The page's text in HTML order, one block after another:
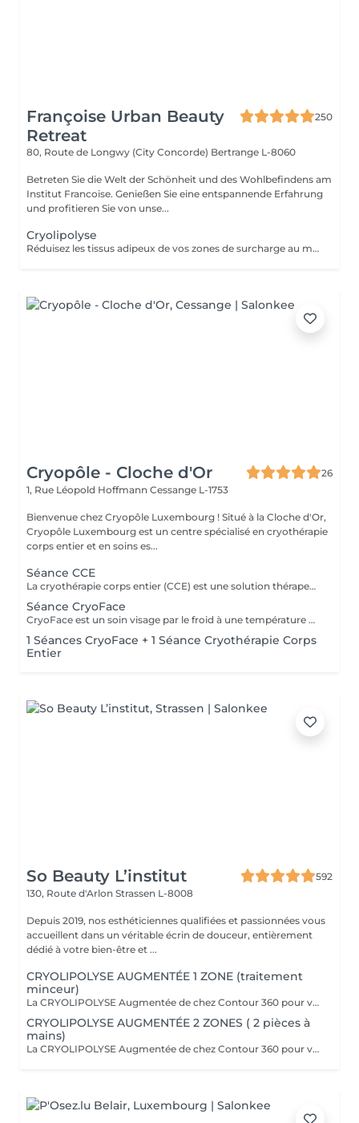
Françoise Urban Beauty
Retreat
250
80, Route de Longwy (City Concorde) Bertrange L-8060
Betreten Sie die Welt der Schönheit und des Wohlbefindens am
Institut Francoise. Genießen Sie eine entspannende Erfahrung
und profitieren Sie von unse...
Cryolipolyse
Réduisez les tissus adipeux de vos zones de surcharge au moyen dun système de refroidissement contrôlé. La technique Cooltech réduit définitivement les tissus adipeux pour des résultats visibles après une seule séance. Le traitement est indolore, non invasif, sûr et efficace. Abdomen, poignées damour, intérieur et extérieur des cuisses, bourrelets dans le dos, intérieur et extérieur des genoux, culotte de cheval. Cure de 2 Soins possibles - Prix 845
Cryopôle - Cloche d'Or
26
1, Rue Léopold Hoffmann Cessange L-1753
Bienvenue chez Cryopôle Luxembourg ! Situé à la Cloche d'Or,
Cryopôle Luxembourg est un centre spécialisé en cryothérapie
corps entier et en soins es...
Séance CCE
La cryothérapie corps entier (CCE) est une solution thérapeutique non médicamenteuse par le froid. Elle utilise l'action du froid en produisant un effet antalgique et anti-inflammatoire sur tout le corps dans de nombreux domaines : médical, sportif, bien-être et esthétique. Cures de 5, 12, 20, 60 et 100 séances disponibles.
Séance CryoFace
CryoFace est un soin visage par le froid à une température de -78°C sèche et confortable. Cette technique douce et naturelle vient stimuler tous les récepteurs de la peau. Cure de 10 séances disponible.
1 Séances CryoFace + 1 Séance Cryothérapie Corps
Entier
So Beauty L’institut
592
130, Route d'Arlon Strassen L-8008
Depuis 2019, nos esthéticiennes qualifiées et passionnées vous
accueillent dans un véritable écrin de douceur, entièrement
dédié à votre bien-être et ...
CRYOLIPOLYSE AUGMENTÉE 1 ZONE (traitement
minceur)
La CRYOLIPOLYSE Augmentée de chez Contour 360 pour venir à bout en une séance de nos bourrelets disgracieux. La Cryolipolyse Augmentée permet la destruction et l'élimination naturelle des cellules graisseuses par l'application d'un froid intense sur l'amas ciblé, avec des résultats visibles et permanent dès la première séance. Que ce soit pour le ventre, les poignées d'amour, les cuisses, la culotte de cheval, le pli du soutien gorge ou les bras, Contour 360 offre des solutions sur-mesure grâce à ses différents applicateurs ergonomiques (small, medium, large, flat, Helios). Chacun est conçu pour cibler efficacement les amas graisseux spécifiques, permettant une personnalisation optimale du traitement. Le soin Contour 360 est une révolution dans le domaine de l'esthétique corporelle. Si vous cherchez à affiner votre silhouette sans recourir à des interventions chirurgicales invasives, ce traitement est idéal !
CRYOLIPOLYSE AUGMENTÉE 2 ZONES ( 2 pièces à
mains)
La CRYOLIPOLYSE Augmentée de chez Contour 360 pour venir à bout en une séance de nos bourrelets disgracieux. La Cryolipolyse Augmentée permet la destruction et l'élimination naturelle des cellules graisseuses par l'application d'un froid intense sur l'amas ciblé, avec des résultats visibles et permanent dès la première séance. Que ce soit pour le ventre, les poignées d'amour, les cuisses, la culotte de cheval, le pli du soutien gorge ou les bras, Contour 360 offre des solutions sur-mesure grâce à ses différents applicateurs ergonomiques (small, medium, large, flat, Helios). Chacun est conçu pour cibler efficacement les amas graisseux spécifiques, permettant une personnalisation optimale du traitement. Le soin Contour 360 est une révolution dans le domaine de l'esthétique corporelle. Si vous cherchez à affiner votre silhouette sans recourir à des interventions chirurgicales invasives, ce traitement est idéal !